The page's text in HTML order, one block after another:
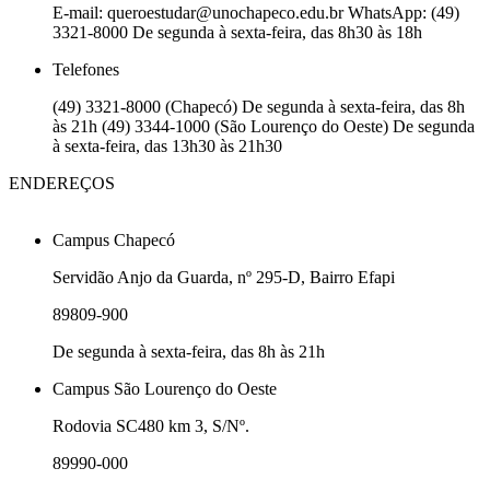
E-mail: queroestudar@unochapeco.edu.br WhatsApp: (49)
3321-8000 De segunda à sexta-feira, das 8h30 às 18h
Telefones
(49) 3321-8000 (Chapecó) De segunda à sexta-feira, das 8h
às 21h (49) 3344-1000 (São Lourenço do Oeste) De segunda
à sexta-feira, das 13h30 às 21h30
ENDEREÇOS
Campus Chapecó
Servidão Anjo da Guarda, nº 295-D, Bairro Efapi
89809-900
De segunda à sexta-feira, das 8h às 21h
Campus São Lourenço do Oeste
Rodovia SC480 km 3, S/Nº.
89990-000